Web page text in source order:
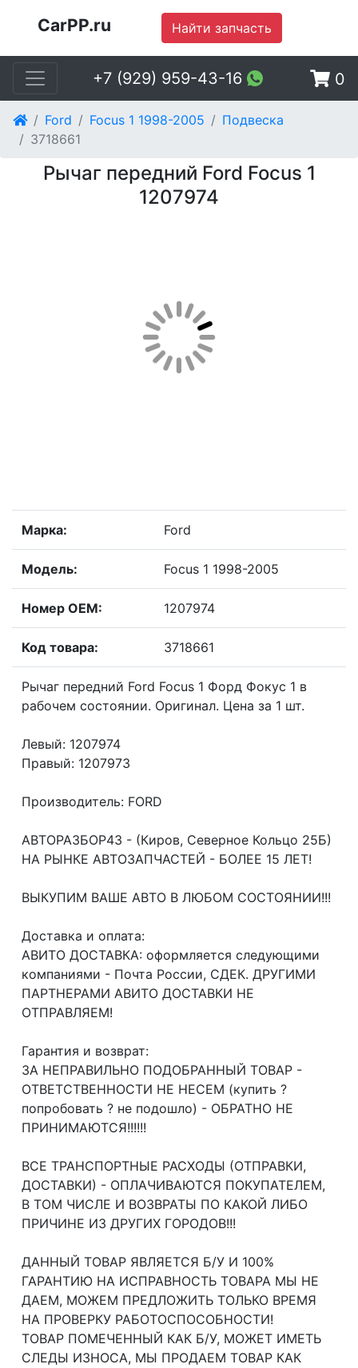
CarPP.ru Найти запчасть
+7 (929) 959-43-16 0
Ford Focus 1 1998-2005
Подвеска
3718661
Рычаг передний Ford Focus 1
1207974
Марка: Ford
Модель: Focus 1 1998-2005
Номер OEM: 1207974
Код товара: 3718661
Рычаг передний Ford Focus 1 Форд Фокус 1 в
рабочем состоянии. Оригинал. Цена за 1 шт.
Левый: 1207974
Правый: 1207973
Производитель: FORD
АВТОРАЗБОР43 - (Киров, Северное Кольцо 25Б)
НА РЫНКЕ АВТОЗАПЧАСТЕЙ - БОЛЕЕ 15 ЛЕТ!
ВЫКУПИМ ВАШЕ АВТО В ЛЮБОМ СОСТОЯНИИ!!!
Доcтавка и oплата:
АВИТО ДОСТАВКА: оформляется следующими
компаниями - Почта России, СДЕК. ДРУГИМИ
ПАРТНЕРАМИ АВИТО ДОСТАВКИ НЕ
ОТПРАВЛЯЕМ!
Гарантия и возврат:
ЗА НЕПРАВИЛЬНО ПОДОБРАННЫЙ ТОВАР -
ОТВЕТСТВЕННОСТИ НЕ НЕСЕМ (купить ?
попробовать ? не подошло) - ОБРАТНО НЕ
ПРИНИМАЮТСЯ!!!!!!
ВСЕ ТРАНСПОРТНЫЕ РАСХОДЫ (ОТПРАВКИ,
ДОСТАВКИ) - ОПЛАЧИВАЮТСЯ ПОКУПАТЕЛЕМ,
В ТОМ ЧИСЛЕ И ВОЗВРАТЫ ПО КАКОЙ ЛИБО
ПРИЧИНЕ ИЗ ДРУГИХ ГОРОДОВ!!!
ДАННЫЙ ТОВАР ЯВЛЯЕТСЯ Б/У И 100%
ГАРАНТИЮ НА ИСПРАВНОСТЬ ТОВАРА МЫ НЕ
ДАЕМ, МОЖЕМ ПРЕДЛОЖИТЬ ТОЛЬКО ВРЕМЯ
НА ПРОВЕРКУ РАБОТОСПОСОБНОСТИ!
ТОВАР ПОМЕЧЕННЫЙ КАК Б/У, МОЖЕТ ИМЕТЬ
СЛЕДЫ ИЗНОСА, МЫ ПРОДАЕМ ТОВАР КАК